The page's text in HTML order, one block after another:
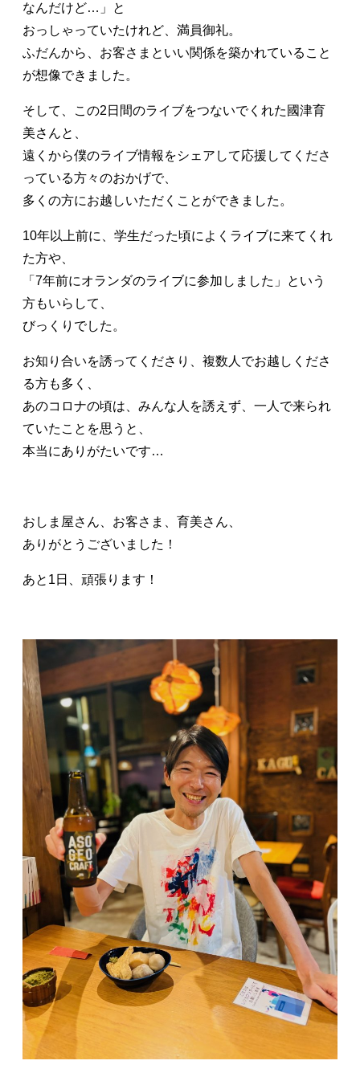
なんだけど…」と
おっしゃっていたけれど、満員御礼。
ふだんから、お客さまといい関係を築かれていること
が想像できました。
そして、この2日間のライブをつないでくれた國津育
美さんと、
遠くから僕のライブ情報をシェアして応援してくださ
っている方々のおかげで、
多くの方にお越しいただくことができました。
10年以上前に、学生だった頃によくライブに来てくれ
た方や、
「7年前にオランダのライブに参加しました」という
方もいらして、
びっくりでした。
お知り合いを誘ってくださり、複数人でお越しくださ
る方も多く、
あのコロナの頃は、みんな人を誘えず、一人で来られ
ていたことを思うと、
本当にありがたいです…
おしま屋さん、お客さま、育美さん、
ありがとうございました！
あと1日、頑張ります！